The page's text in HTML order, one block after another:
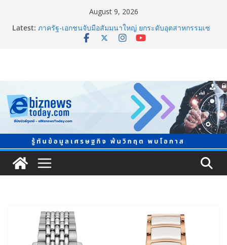
August 9, 2026
Latest: ภาครัฐ-เอกชนจับมือสัมมนาใหญ่ ยกระดับอุตสาหกรรมเซ
รามิกไทยสู่สากล พร้อมชวนผู้ประกอบไทยร่วมงาน
นิทรรศการยกระดับ…ความเป็นห่วง” ในงาน Hug
ยิ่งใหญ่ Thailand e-Commerce Expo 2026 ผนึกกว่า 50
พันธมิตร ปั้นผู้ประกอบการไทยสู่ตลาดโลก คาดเงินสะพัด
กว่า 300 ล้านบาท
LORDNINE จัดศึกคนดังสายเกม ไทย ปะทะ ฟิลิปปินส์ ใน
“Rise of the Tenth Lord” เปิดสงครามกิลด์ข้ามประเทศ
ฉลองเซิร์ฟเวอร์ใหม่ เฮเลนา
แพทย์เผย โรคไม่ติดต่อเรื้อรัง NCDs คร่าชีวิตคนไทยก่อน
วัยอันควร ทำสูญเสียทางเศรษฐกิจมหาศาล 1.6 ล้านล้าน